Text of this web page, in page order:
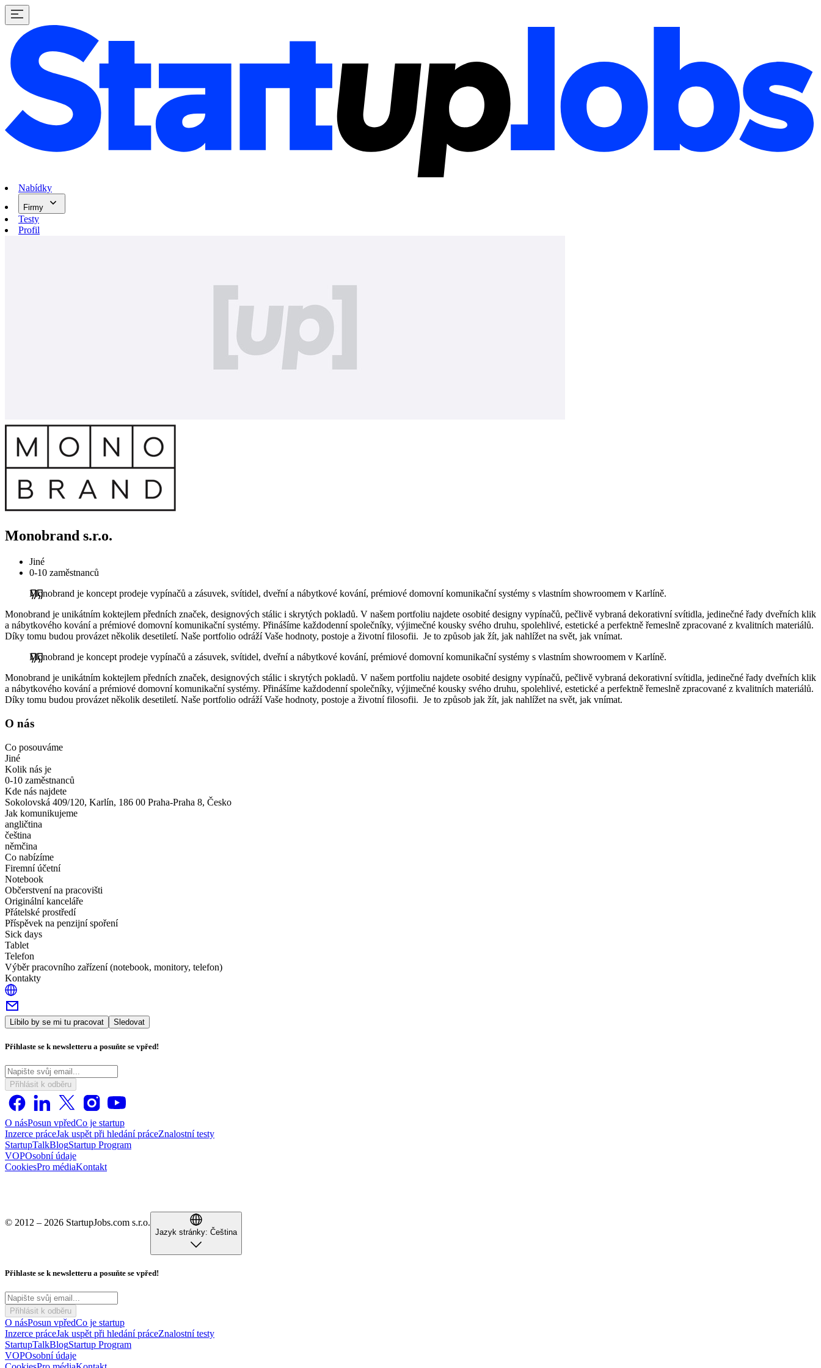
Nabídky
Firmy
Testy
Profil
Monobrand s.r.o.
Jiné
0-10 zaměstnanců
Monobrand je koncept prodeje vypínačů a zásuvek, svítidel, dveřní a nábytkové kování, prémiové domovní komunikační systémy s vlastním showroomem v Karlíně.
Monobrand je unikátním koktejlem předních značek, designových stálic i skrytých pokladů. V našem portfoliu najdete osobité designy vypínačů, pečlivě vybraná dekorativní svítidla, jedinečné řady dveřních klik
a nábytkového kování a prémiové domovní komunikační systémy. Přinášíme každodenní společníky, výjimečné kousky svého druhu, spolehlivé, estetické a perfektně řemeslně zpracované z kvalitních materiálů.
Díky tomu budou provázet několik desetiletí. Naše portfolio odráží Vaše hodnoty, postoje a životní filosofii. Je to způsob jak žít, jak nahlížet na svět, jak vnímat.
Monobrand je koncept prodeje vypínačů a zásuvek, svítidel, dveřní a nábytkové kování, prémiové domovní komunikační systémy s vlastním showroomem v Karlíně.
Monobrand je unikátním koktejlem předních značek, designových stálic i skrytých pokladů. V našem portfoliu najdete osobité designy vypínačů, pečlivě vybraná dekorativní svítidla, jedinečné řady dveřních klik
a nábytkového kování a prémiové domovní komunikační systémy. Přinášíme každodenní společníky, výjimečné kousky svého druhu, spolehlivé, estetické a perfektně řemeslně zpracované z kvalitních materiálů.
Díky tomu budou provázet několik desetiletí. Naše portfolio odráží Vaše hodnoty, postoje a životní filosofii. Je to způsob jak žít, jak nahlížet na svět, jak vnímat.
O nás
Co posouváme
Jiné
Kolik nás je
0-10 zaměstnanců
Kde nás najdete
Sokolovská 409/120, Karlín, 186 00 Praha-Praha 8, Česko
Jak komunikujeme
angličtina
čeština
němčina
Co nabízíme
Firemní účetní
Notebook
Občerstvení na pracovišti
Originální kanceláře
Přátelské prostředí
Příspěvek na penzijní spoření
Sick days
Tablet
Telefon
Výběr pracovního zařízení (notebook, monitory, telefon)
Kontakty
Líbilo by se mi tu pracovat Sledovat
Přihlaste se k newsletteru a posuňte se vpřed!
Přihlásit k odběru
O násPosun vpředCo je startup
Inzerce práceJak uspět při hledání práceZnalostní testy
StartupTalkBlogStartup Program
VOPOsobní údaje
CookiesPro médiaKontakt
© 2012 – 2026 StartupJobs.com s.r.o.
Jazyk stránky: Čeština
Přihlaste se k newsletteru a posuňte se vpřed!
Přihlásit k odběru
O násPosun vpředCo je startup
Inzerce práceJak uspět při hledání práceZnalostní testy
StartupTalkBlogStartup Program
VOPOsobní údaje